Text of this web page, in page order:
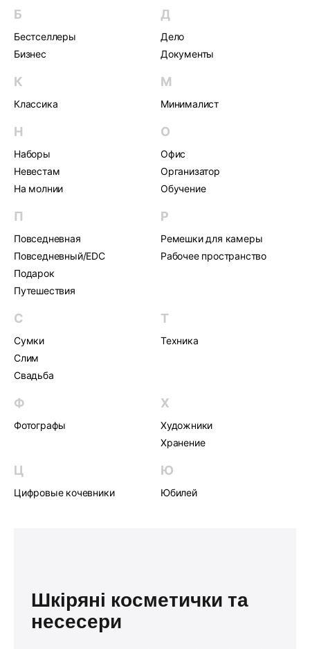
Б
Бестселлеры
Бизнес
Д
Дело
Документы
К
Классика
М
Минималист
Н
Наборы
Невестам
На молнии
О
Офис
Организатор
Обучение
П
Повседневная
Повседневный/EDC
Подарок
Путешествия
Р
Ремешки для камеры
Рабочее пространство
С
Сумки
Слим
Свадьба
Т
Техника
Ф
Фотографы
Х
Художники
Хранение
Ц
Цифровые кочевники
Ю
Юбилей
Шкіряні косметички та
несесери